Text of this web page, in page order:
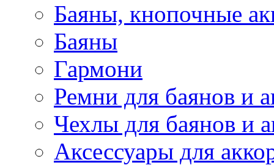
Баяны, кнопочные
Баяны
Гармони
Ремни для баянов и
Чехлы для баянов и
Аксессуары для